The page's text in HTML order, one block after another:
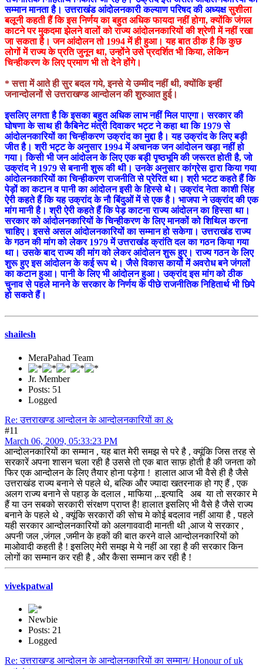
सम्मान मानता है। उत्तराखंड आंदोलनकारी कल्याण परिषद की अध्यक्षसुशीला
बलूनी कहती हैं कि इस निर्णय का बहुत अधिक फायदा नहीं होगा, क्योंकि जंगल
काटने पर मुकदमा झेलने वालों को राज्य आंदोलनकारियों की श्रेणी में नहीं रखा
जा सकता है। जन आंदोलन तो 1994 में ही हुआ। यह बात ठीक है कि कुछ
लोगों में राज्य के प्रति जुनून था, उन्होंने उसे प्रदर्शित भी किया, लेकिन
चिन्हीकरण के लिए प्रमाण भी तो देने होंगे।
* सत्ता में आते ही सुर बदल गये, इनसे ये उम्मीद नहीं थी, क्योंकि इन्हीं
जनान्दोलनों से उत्तराखण्ड आन्दोलन की शुरुआत हुई।
इसलिए लगता है कि इसका बहुत अधिक लाभ नहीं मिल पाएगा। सरकार की
घोषणा के साथ ही कैबिनेट मंत्री दिवाकर भट्ट ने कहा था कि 1979 से
आंदोलनकारियों का चिन्हीकरण उक्रांद का मुद्दा है। यह उक्रांद के लिए बड़ी
जीत है। श्री भट्ट के अनुसार 1994 में अचानक जन आंदोलन खड़ा नहीं हो
गया। किसी भी जन आंदोलन के लिए एक बड़ी पृष्ठभूमि की जरूरत होती है, जो
उक्रांद ने 1979 से बनानी शुरू की थी। उनके अनुसार कांग्रेस द्वारा किया गया
आंदोलनकारियों का चिन्हीकरण राजनीति से प्रेरित था। श्री भटट कहते हैं कि
पेड़ों का कटान व पानी का आंदोलन इसी के हिस्से थे। उक्रांद नेता काशी सिंह
ऐरी कहते हैं कि यह उक्रांद के नौ बिंदुओं में से एक है। भाजपा ने उक्रांद की एक
मांग मानी है। श्री ऐरी कहते हैं कि पेड़ काटना राज्य आंदोलन का हिस्सा था।
सरकार को आंदोलनकारियों के चिन्हीकरण के लिए मानकों को शिथिल करना
चाहिए। इससे असल आंदोलनकारियों का सम्मान हो सकेगा। उत्तराखंड राज्य
के गठन की मांग को लेकर 1979 में उत्तराखंड क्रांति दल का गठन किया गया
था। उसके बाद राज्य की मांग को लेकर आंदोलन शुरू हुए। राज्य गठन के लिए
शुरू हुए इस आंदोलन के कई रूप थे। जैसे विकास कार्यो में अवरोध बने जंगलों
का कटान हुआ। पानी के लिए भी आंदोलन हुआ। उक्रांद इस मांग को ठीक
चुनाव से पहले मानने के सरकार के निर्णय के पीछे राजनीतिक निहितार्थ भी छिपे
हो सकते हैं।
shailesh
MeraPahad Team
Jr. Member
Posts: 51
Logged
Re: उत्तराखण्ड आन्दोलन के आन्दोलनकारियों का &
#11
March 06, 2009, 05:33:23 PM
आन्दोलनकारियों का सम्मान , यह बात मेरी समझ से परे है , क्यूंकि जिस तरह से
सरकारें अपना शासन चला रही है उससे तो एक बात साफ़ होती है की जनता को
फिर एक आन्दोलन के लिए तैयार होना पड़ेगा ! हालात आज भी वैसे ही है जैसे
उत्तराखंड राज्य बनाने से पहले थे, बल्कि और ज्यादा खतरनाक हो गए हैं , एक
अलग राज्य बनाने से पहाड़ के दलाल , माफिया ,..इत्यादि अब या तो सरकार मे
हैं या उन सबको सरकारी संरक्षण प्राप्त है! हालात इसलिए भी वैसे है जैसे राज्य
बनाने के पहले थे , क्यूंकि सरकारों की सोच मे कोई बदलाव नहीं आया है , पहले
यही सरकार आन्दोलनकारियों को अलगाववादी मानती थी ,आज ये सरकार ,
अपनी जल ,जंगल ,जमीन के हकों की बात करने वाले आन्दोलनकारियों को
माओवादी कहती है ! इसलिए मेरी समझ मे ये नहीं आ रहा है की सरकार किन
लोगों का सम्मान कर रही है , और कैसा सम्मान कर रही है !
vivekpatwal
Newbie
Posts: 21
Logged
Re: उत्तराखण्ड आन्दोलन के आन्दोलनकारियों का सम्मान/ Honour of uk